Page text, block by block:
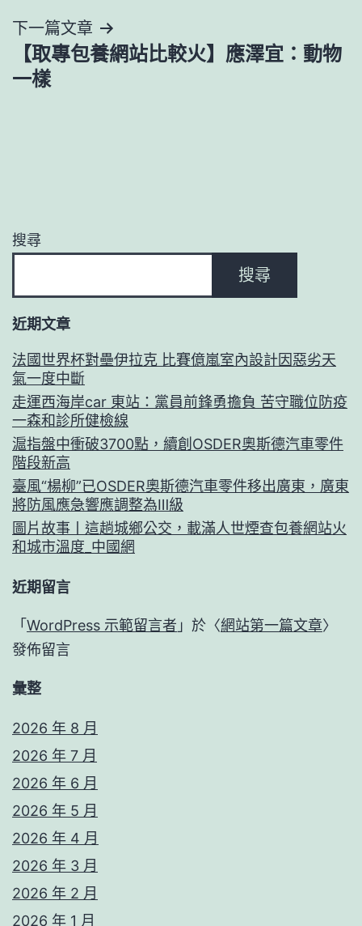
覽
下一篇文章
【取專包養網站比較火】應澤宜：動物
一樣
搜尋
搜尋
近期文章
法國世界杯對壘伊拉克 比賽億嵐室內設計因惡劣天
氣一度中斷
走運西海岸car 東站：黨員前鋒勇擔負 苦守職位防疫
一森和診所健檢線
滬指盤中衝破3700點，續創OSDER奧斯德汽車零件
階段新高
臺風“楊柳”已OSDER奧斯德汽車零件移出廣東，廣東
將防風應急響應調整為Ⅲ級
圖片故事丨這趟城鄉公交，載滿人世煙查包養網站火
和城市溫度_中國網
近期留言
「 WordPress 示範留言者 」於〈網站第一篇文章〉
發佈留言
彙整
2026 年 8 月
2026 年 7 月
2026 年 6 月
2026 年 5 月
2026 年 4 月
2026 年 3 月
2026 年 2 月
2026 年 1 月